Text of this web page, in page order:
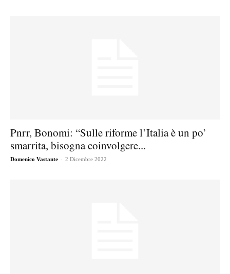
Pnrr, Bonomi: “Sulle riforme l’Italia è un po’
smarrita, bisogna coinvolgere...
Domenico Vastante - 2 Dicembre 2022